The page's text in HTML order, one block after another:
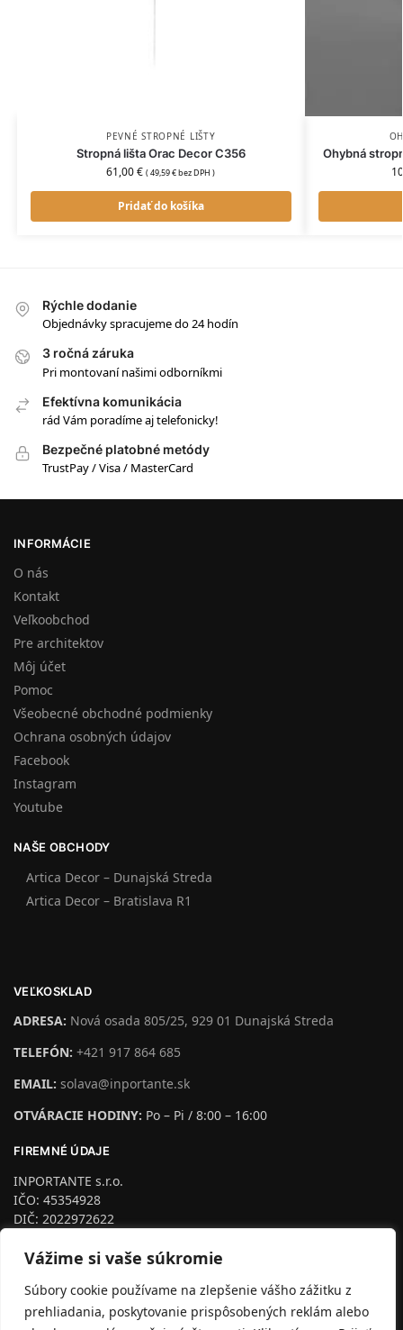
Vážime si vaše súkromie
Súbory cookie používame na zlepšenie vášho zážitku z
prehliadania, poskytovanie prispôsobených reklám alebo
PEVNÉ STROPNÉ LIŠTY
Stropná lišta Orac Decor C356
61,00€ (49,59€bez DPH )
Pridať do košíka
Ohybná
Rýchle dodanie
Objednávky spracujeme do 24 hodín
3 ročná záruka
Pri montovaní našimi odborníkmi
Efektívna komunikácia
rád Vám poradíme aj telefonicky!
Bezpečné platobné metódy
TrustPay / Visa / MasterCard
INFORMÁCIE
O nás
Kontakt
Veľkoobchod
Pre architektov
Môj účet
Pomoc
Všeobecné obchodné podmienky
Ochrana osobných údajov
Facebook
Instagram
Youtube
NAŠE OBCHODY
Artica Decor – Dunajská Streda
Artica Decor – Bratislava R1
VEĽKOSKLAD
ADRESA: Nová osada 805/25, 929 01 Dunajská Streda
TELEFÓN: +421 917 864 685
EMAIL: solava@inportante.sk
OTVÁRACIE HODINY: Po – Pi / 8:00 – 16:00
FIREMNÉ ÚDAJE
INPORTANTE s.r.o.
IČO: 45354928
DIČ: 2022972622
podľa §4 Zapísaná na Trnava, odd. Sro, vl.č.24953/T
Inšpektorát Slovenskej obchodnej inšpekcie so sídlom v
Trnave pre Trnavský kraj